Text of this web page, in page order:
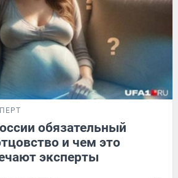
обязательный
и чем это
эксперты